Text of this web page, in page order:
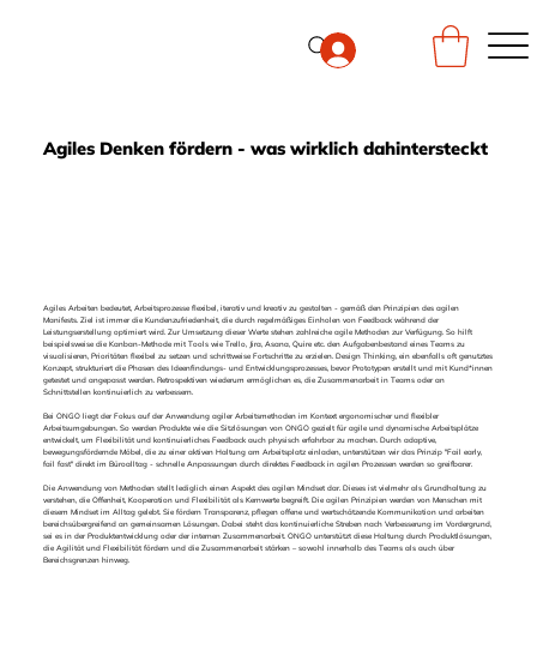
Agiles Denken fördern - was wirklich dahintersteckt
Agiles Arbeiten bedeutet, Arbeitsprozesse flexibel, iterativ und kreativ zu gestalten - gemäß den Prinzipien des agilen
Manifests. Ziel ist immer die Kundenzufriedenheit, die durch regelmäßiges Einholen von Feedback während der
Leistungserstellung optimiert wird. Zur Umsetzung dieser Werte stehen zahlreiche agile Methoden zur Verfügung. So hilft
beispielsweise die Kanban-Methode mit Tools wie Trello, Jira, Asana, Quire etc. den Aufgabenbestand eines Teams zu
visualisieren, Prioritäten flexibel zu setzen und schrittweise Fortschritte zu erzielen. Design Thinking, ein ebenfalls oft genutztes
Konzept, strukturiert die Phasen des Ideenfindungs- und Entwicklungsprozesses, bevor Prototypen erstellt und mit Kund*innen
getestet und angepasst werden. Retrospektiven wiederum ermöglichen es, die Zusammenarbeit in Teams oder an
Schnittstellen kontinuierlich zu verbessern.
Bei ONGO liegt der Fokus auf der Anwendung agiler Arbeitsmethoden im Kontext ergonomischer und flexibler
Arbeitsumgebungen. So werden Produkte wie die Sitzlösungen von ONGOgezielt für agile und dynamische Arbeitsplätze
entwickelt, um Flexibilität und kontinuierliches Feedback auch physisch erfahrbar zu machen. Durch adaptive,
bewegungsfördernde Möbel, die zu einer aktiven Haltung am Arbeitsplatz einladen, unterstützen wir das Prinzip "Fail early,
fail fast" direkt im Büroalltag - schnelle Anpassungen durch direktes Feedback in agilen Prozessen werden so greifbarer.
Die Anwendung von Methoden stellt lediglich einen Aspekt des agilen Mindset dar. Dieses ist vielmehr als Grundhaltung zu
verstehen, die Offenheit, Kooperation und Flexibilität als Kernwerte begreift. Die agilen Prinzipien werden von Menschen mit
diesem Mindset im Alltag gelebt. Sie fördern Transparenz, pflegen offene und wertschätzende Kommunikation und arbeiten
bereichsübergreifend an gemeinsamen Lösungen. Dabei steht das kontinuierliche Streben nach Verbesserung im Vordergrund,
sei es in der Produktentwicklung oder der internen Zusammenarbeit. ONGO unterstützt diese Haltung durch Produktlösungen,
die Agilität und Flexibilitätfördern und die Zusammenarbeit stärken – sowohl innerhalb des Teams als auch über
Bereichsgrenzen hinweg.